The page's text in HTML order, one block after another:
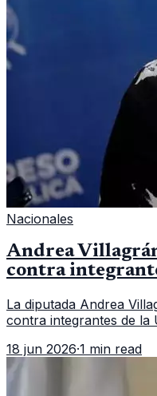
Nacionales
Andrea
contra
La diputada Andrea
contra integrantes de la
18 jun 2026·1 min read